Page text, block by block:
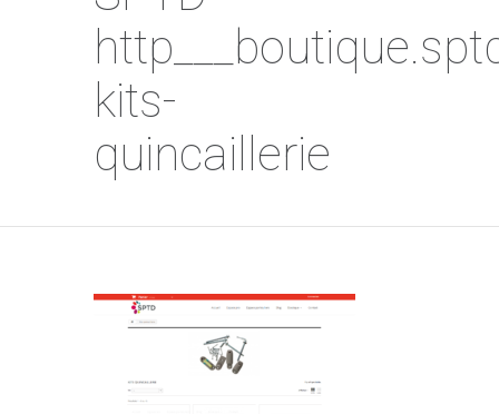
kits-
quincaillerie